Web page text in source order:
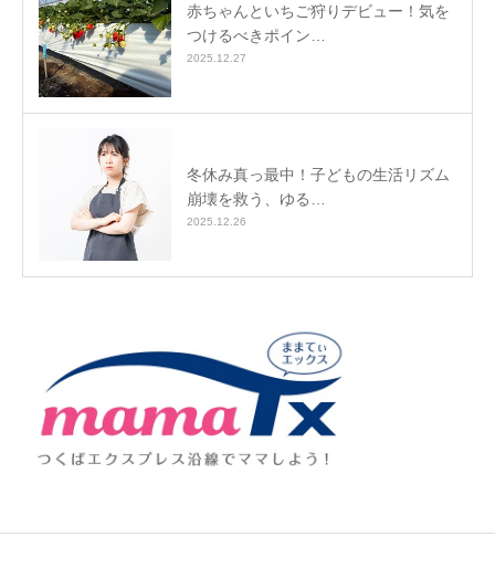
赤ちゃんといちご狩りデビュー！気を
つけるべきポイン…
2025.12.27
冬休み真っ最中！子どもの生活リズム
崩壊を救う、ゆる…
2025.12.26